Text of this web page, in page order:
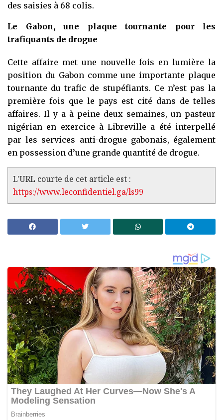
des saisies à 68 colis.
Le Gabon, une plaque tournante pour les
trafiquants de drogue
Cette affaire met une nouvelle fois en lumière la
position du Gabon comme une importante plaque
tournante du trafic de stupéfiants. Ce n’est pas la
première fois que le pays est cité dans de telles
affaires. Il y a à peine deux semaines, un pasteur
nigérian en exercice à Libreville a été interpellé
par les services anti-drogue gabonais, également
en possession d’une grande quantité de drogue.
L'URL courte de cet article est :
https://www.leconfidentiel.ga/ls99